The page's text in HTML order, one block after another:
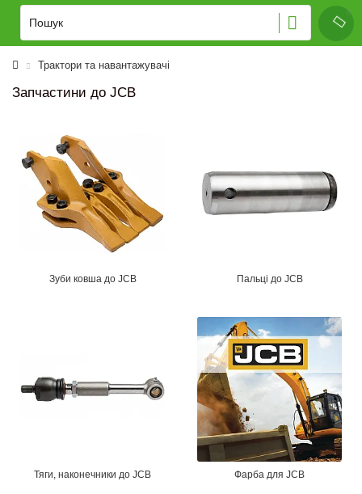
Трактори та навантажувачі
Запчастини до JCB
Зуби ковша до JCB Пальці до JCB
Тяги, наконечники до JCB Фарба для JCB